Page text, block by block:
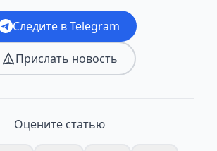
Следите в Telegram
Прислать новость
Оцените статью